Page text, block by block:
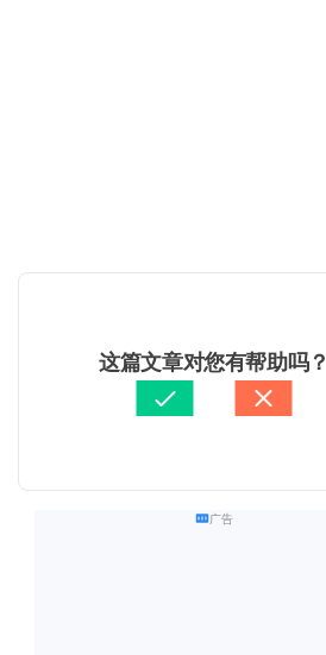
这篇文章对您有帮助吗？
广告